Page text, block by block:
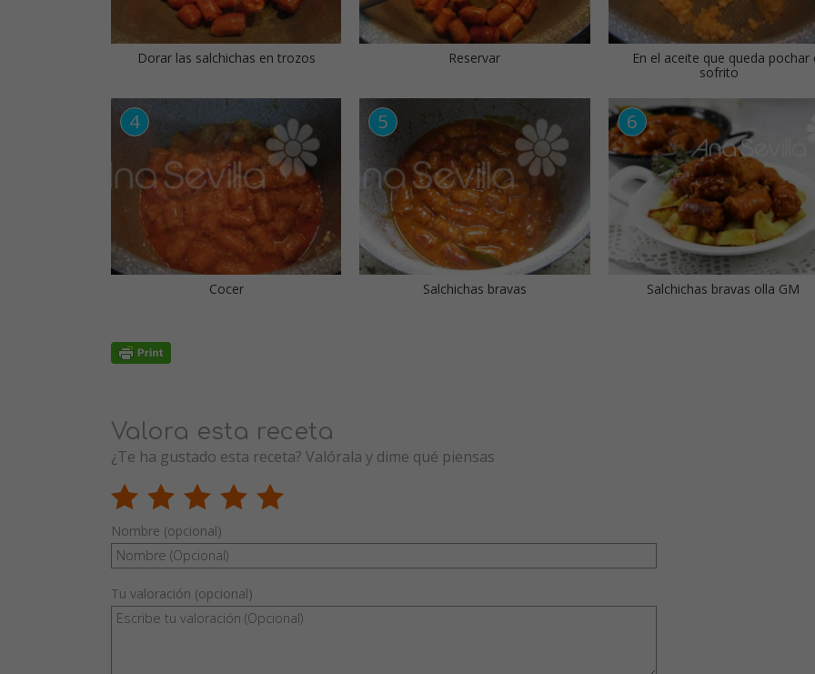
Dorar las salchichas en trozos Reservar
En el aceite que queda pochar
sofrito
Cocer Salchichas bravas Salchichas bravas olla GM
Valora esta receta
¿Te ha gustado esta receta? Valórala y dime qué piensas
Nombre (opcional)
Tu valoración (opcional)